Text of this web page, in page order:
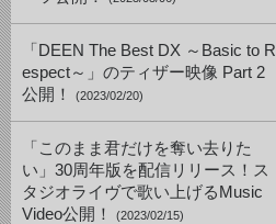
「DEEN The Best DX ～Basic to R
espect～」のティザー映像 Part 2
公開！
(2023/02/20)
「このまま君だけを奪い去りた
い」30周年版を配信リリース！ス
タジオライヴで歌い上げるMusic
Video公開！
(2023/02/15)